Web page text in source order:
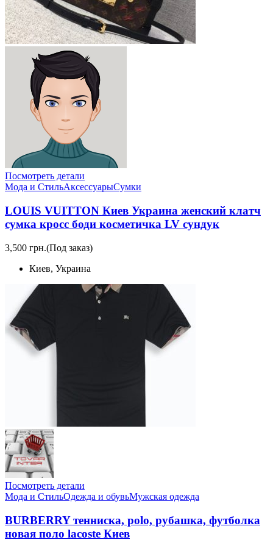
Посмотреть детали
Мода и СтильАксессуарыСумки
LOUIS VUITTON Киев Украина женский клатч
сумка кросс боди косметичка LV сундук
3,500 грн.(Под заказ)
Киев, Украина
Посмотреть детали
Мода и СтильОдежда и обувьМужская одежда
BURBERRY тенниска, polo, рубашка, футболка
новая поло lacoste Киев